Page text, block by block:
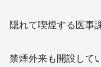
隠れて喫煙する医事
禁煙外来も開設して